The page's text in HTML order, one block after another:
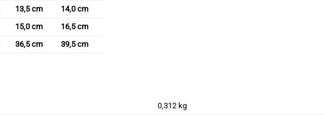
13,5 cm
14,0 cm
15,0 cm
16,5 cm
36,5 cm 39,5 cm
0,312 kg